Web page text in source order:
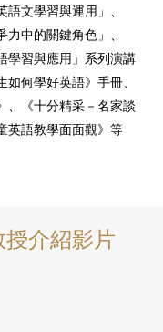
文學習與運用」、
力中的關鍵角色」、
學習與應用」系列演講
何學好英語》手冊、
、《十分精采－名家談
英語教學面面觀》等
介紹影片